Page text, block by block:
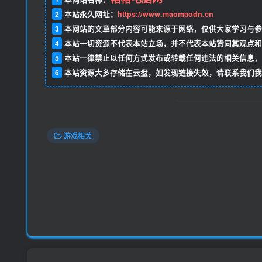
2 本站永久网址： https://www.maomaodn.cn
3 本网站的文章部分内容可能来源于网络，仅供大家学习与
4 本站一切资源不代表本站立场，并不代表本站赞同其观点
5 本站一律禁止以任何方式发布或转载任何违法的相关信息
6 本站资源大多存储在云盘，如发现链接失效，请联系我们
游戏相关